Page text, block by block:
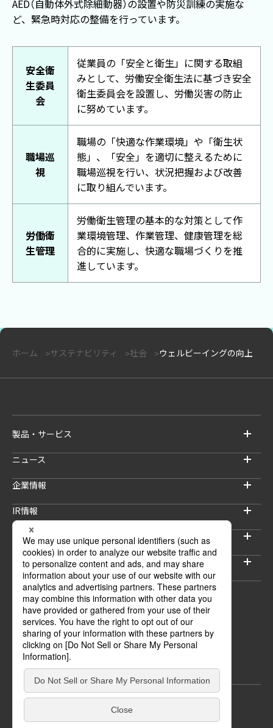
AED（自動体外式除細動器）の設置や防災訓練の実施な
ど、緊急時対応の整備を行っています。
安全衛
生委員
会
従業員の「安全と衛生」に関する取組
みとして、労働安全衛生法に基づき安全
衛生委員会を設置し、労働災害の防止
に努めています。
職場巡
視
職場の「快適な作業環境」や「衛生状
態」、「安全」を適切に整えるために
職場巡視を行い、状況把握および改善
に取り組んでいます。
労働衛
生管理
労働衛生管理の基本的な対策として作
業環境管理、作業管理、健康管理を総
合的に実施し、快適な職場づくりを推
進しています。
ホーム サステナビリティ 社会 ウェルビーイングの向上
製品・サービス
ニュース
企業情報
IR情報
サステナビリティ
採用情報
セキュリティブログ
ウェブサイトご利用上の注意
プライバシーポリシー
情報セキュリティポリシー
© INTELLIGENT WAVE INC.